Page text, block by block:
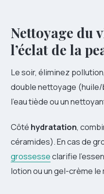
Nettoyage du
l’éclat de la
Le soir, éliminez
double nettoyage (huile/
l’eau tiède ou un
Côté hydratation,
céramides). En cas de
grossesseclarifie
lotion ou un gel-crème le